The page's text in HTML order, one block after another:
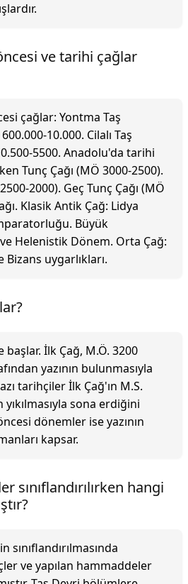
ve tarihi çağlar
çağlar: Yontma Taş
10.000. Cilalı Taş
5500. Anadolu'da tarihi
Tunç Çağı (MÖ 3000-2500).
2000). Geç Tunç Çağı (MÖ
Klasik Antik Çağ: Lidya
Büyük
Helenistik Dönem. Orta Çağ:
Bizans uygarlıkları.
başlar. İlk Çağ, M.Ö. 3200
yazının bulunmasıyla
tarihçiler İlk Çağ'ın M.S.
yıkılmasıyla sona erdiğini
dönemler ise yazının
kapsar.
sınıflandırılırken hangi
ve yapılan hammaddeler